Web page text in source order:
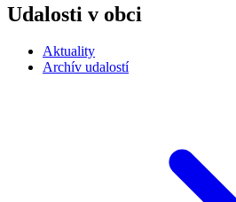
Udalosti v obci
Aktuality
Archív udalostí